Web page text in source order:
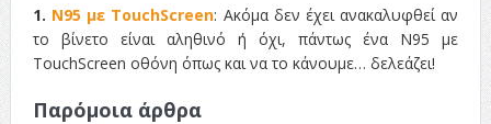
1. Ν95 με TouchScreen: Ακόμα δεν έχει ανακαλυφθεί αν
το βίνετο είναι αληθινό ή όχι, πάντως ένα N95 με
TouchScreen οθόνη όπως και να το κάνουμε… δελεάζει!
Παρόμοια άρθρα